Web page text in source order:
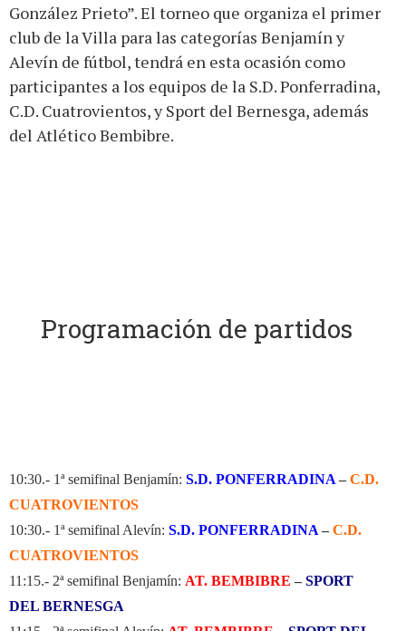
González Prieto”. El torneo que organiza el primer
club de la Villa para las categorías Benjamín y
Alevín de fútbol, tendrá en esta ocasión como
participantes a los equipos de la S.D. Ponferradina,
C.D. Cuatrovientos, y Sport del Bernesga, además
del Atlético Bembibre.
Programación de partidos
10:30.- 1ª semifinal Benjamín: S.D. PONFERRADINA – C.D.
CUATROVIENTOS
10:30.- 1ª semifinal Alevín: S.D. PONFERRADINA – C.D.
CUATROVIENTOS
11:15.- 2ª semifinal Benjamín: AT. BEMBIBRE – SPORT
DEL BERNESGA